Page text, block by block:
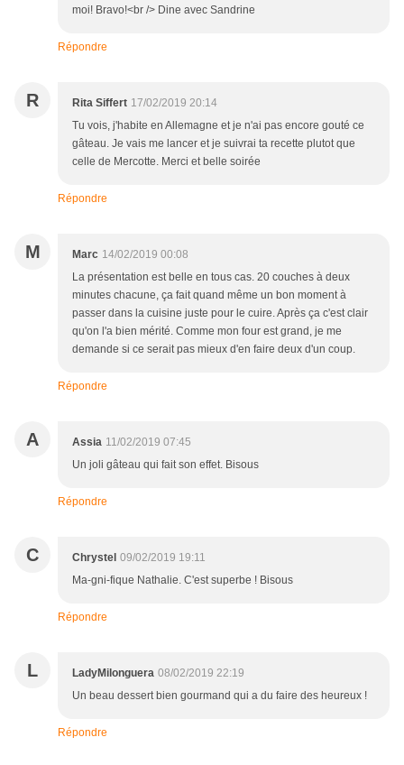
moi! Bravo!<br /> Dine avec Sandrine
Répondre
R Rita Siffert 17/02/2019 20:14
Tu vois, j'habite en Allemagne et je n'ai pas encore gouté ce
gâteau. Je vais me lancer et je suivrai ta recette plutot que
celle de Mercotte. Merci et belle soirée
Répondre
M Marc 14/02/2019 00:08
La présentation est belle en tous cas. 20 couches à deux
minutes chacune, ça fait quand même un bon moment à
passer dans la cuisine juste pour le cuire. Après ça c'est clair
qu'on l'a bien mérité. Comme mon four est grand, je me
demande si ce serait pas mieux d'en faire deux d'un coup.
Répondre
A Assia 11/02/2019 07:45
Un joli gâteau qui fait son effet. Bisous
Répondre
C Chrystel 09/02/2019 19:11
Ma-gni-fique Nathalie. C'est superbe ! Bisous
Répondre
L LadyMilonguera 08/02/2019 22:19
Un beau dessert bien gourmand qui a du faire des heureux !
Répondre